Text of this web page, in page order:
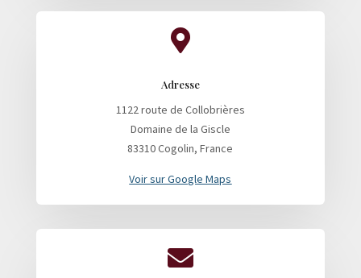

Adresse
1122 route de Collobrières
Domaine de la Giscle
83310 Cogolin, France
Voir sur Google Maps
